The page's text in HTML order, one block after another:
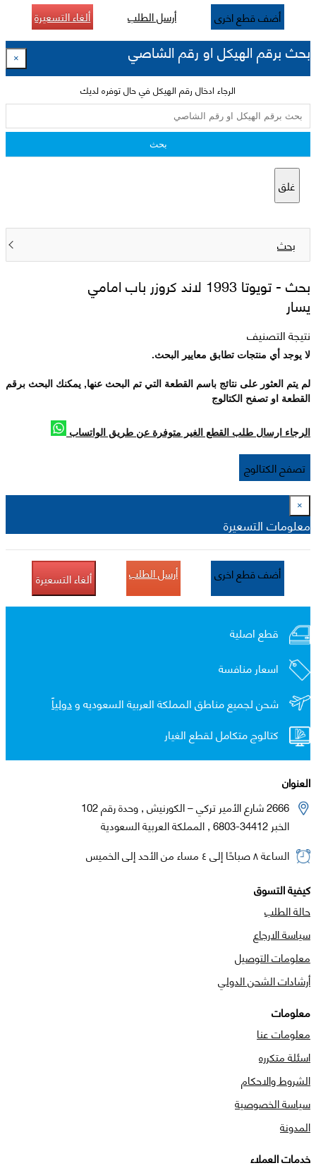
أضف قطع اخرى أرسل الطلب ألغاء التسعيرة
بحث برقم الهيكل او رقم الشاصي ×
الرجاء ادخال رقم الهيكل في حال توفره لديك
بحث
غلق
بحث
بحث - تويوتا 1993 لاند كروزر باب امامي
يسار
نتيجة التصنيف
لا يوجد أي منتجات تطابق معايير البحث.
لم يتم العثور على نتائج باسم القطعة التي تم البحث عنها, يمكنك البحث برقم
القطعة او تصفح الكتالوج
الرجاء ارسال طلب القطع الغير متوفرة عن طريق الواتساب
تصفح الكتالوج
×
معلومات التسعيرة
أضف قطع اخرى أرسل الطلب ألغاء التسعيرة
قطع اصلية
اسعار منافسة
شحن لجميع مناطق المملكة العربية السعوديه ودولياً
كتالوج متكامل لقطع الغيار
العنوان
2666 شارع الأمير تركي – الكورنيش , وحدة رقم 102
الخبر 34412-6803 , المملكة العربية السعودية
الساعة ٨ صباحًا إلى ٤ مساء من الأحد إلى الخميس
كيفية التسوق
حالة الطلب
سياسة الارجاع
معلومات التوصيل
أرشادات الشحن الدولي
معلومات
معلومات عنا
اسئلة متكرره
الشروط والاحكام
سياسة الخصوصية
المدونة
خدمات العملاء